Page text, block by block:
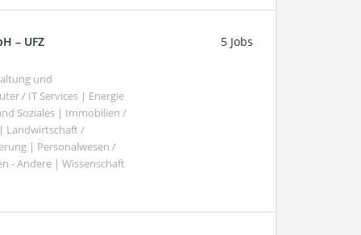
– UFZ
und
/ IT Services | Energie
Soziales | Immobilien /
Landwirtschaft /
| Personalwesen /
- Andere | Wissenschaft
5 Jobs